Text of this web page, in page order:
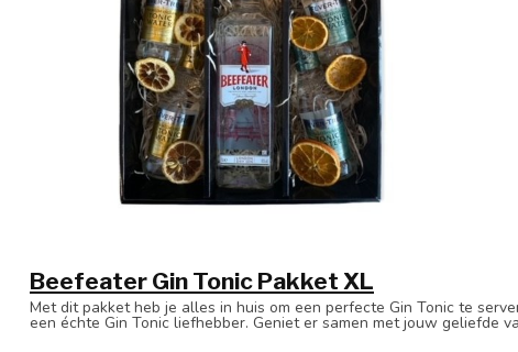
Beefeater Gin Tonic Pakket XL
Met dit pakket heb je alles in huis om een perfecte Gin Tonic te
een échte Gin Tonic liefhebber. Geniet er samen met jouw geliefde